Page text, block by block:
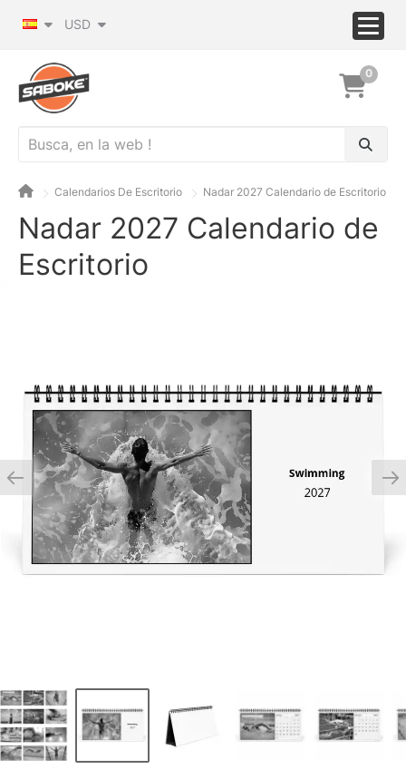
USD
0
Calendarios De Escritorio Nadar 2027 Calendario de Escritorio
Nadar 2027 Calendario de
Escritorio